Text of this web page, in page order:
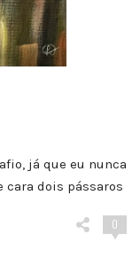
já que eu nunca
dois pássaros
0